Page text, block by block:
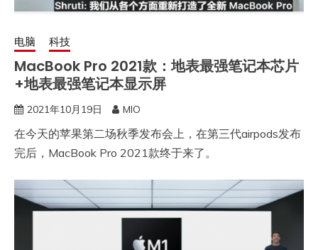
电脑 科技
MacBook Pro 2021款：地表最强笔记本芯片
+地表最强笔记本显示屏
2021年10月19日 MIO
在今天的苹果第二场秋季发布会上，在第三代airpods发布
完后，MacBook Pro 2021款终于来了。